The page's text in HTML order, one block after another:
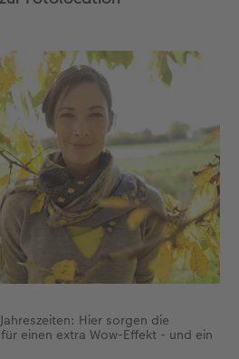
Hier sorgen die
einen extra Wow-Effekt - und ein